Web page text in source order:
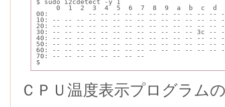
$ sudo i2cdetect -y 1
0  1  2  3  4  5  6  7  8  9  a  b  c  d
00:          -- -- -- -- -- -- -- -- -- -- --
10: -- -- -- -- -- -- -- -- -- -- -- -- -- --
20: -- -- -- -- -- -- -- -- -- -- -- -- -- --
30: -- -- -- -- -- -- -- -- -- -- -- -- 3c --
40: -- -- -- -- -- -- -- -- -- -- -- -- -- --
50: -- -- -- -- -- -- -- -- -- -- -- -- -- --
60: -- -- -- -- -- -- -- -- -- -- -- -- -- --
70: -- -- -- -- -- -- -- --
$
ＣＰＵ温度表示プログラム